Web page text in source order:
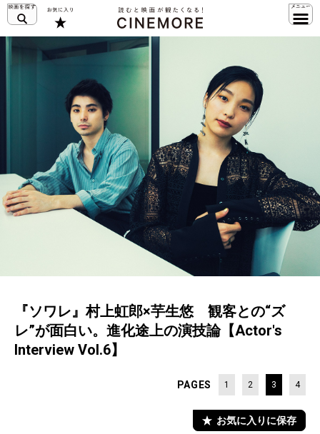
『ソワレ』村上虹郎×芋生悠 観客との“ズ
レ”が面白い。進化途上の演技論【Actor's
Interview Vol.6】
PAGES 1 2 3 4
お気に入りに保存